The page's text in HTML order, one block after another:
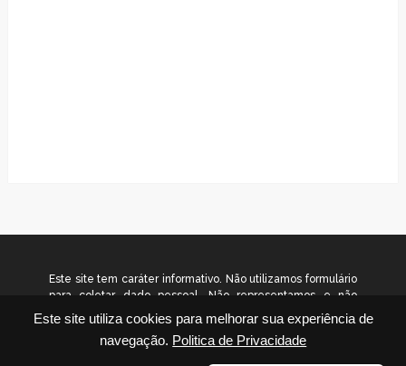
Este site utiliza cookies para melhorar sua experiência de
navegação. Politica de Privacidade
Este site tem caráter informativo. Não utilizamos formulário
para coletar dado pessoal. Não representamos e não
temos relação com nenhuma empresa ou programa citado
no conteúdo deste site. © 2026
www.gradualinvestimentos.com.br – Todos os direitos